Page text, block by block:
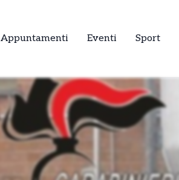
Appuntamenti Eventi Sport